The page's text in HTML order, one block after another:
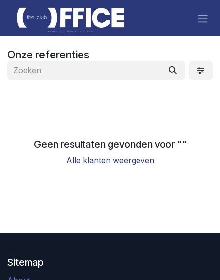
Overslaan naar inhoud
Onze referenties
Geen resultaten gevonden voor ""
Alle klanten weergeven
Sitemap